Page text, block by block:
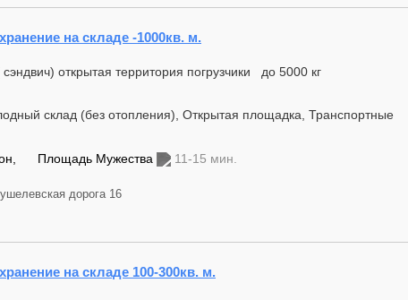
на складе -1000кв. м.
открытая территория погрузчики до 5000 кг
склад (без отопления), Открытая площадка, Транспортные
Площадь Мужества 11-15 мин.
дорога 16
на складе 100-300кв. м.